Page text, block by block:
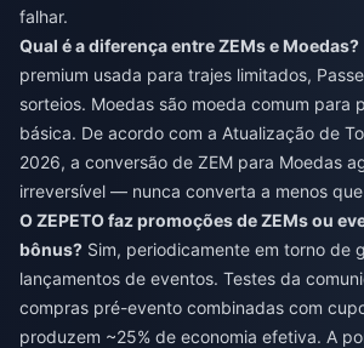
falhar.
Qual é a diferença entre ZEMs e Moedas?
premium usada para trajes limitados,
sorteios. Moedas são moeda comum para
básica. De acordo com a Atualização de
2026, a conversão de ZEM para Moedas
irreversível — nunca converta a menos
O ZEPETO faz promoções de ZEMs ou
bônus? Sim, periodicamente em torno de
lançamentos de eventos. Testes da
compras pré-evento combinadas com
produzem ~25% de economia efetiva. A